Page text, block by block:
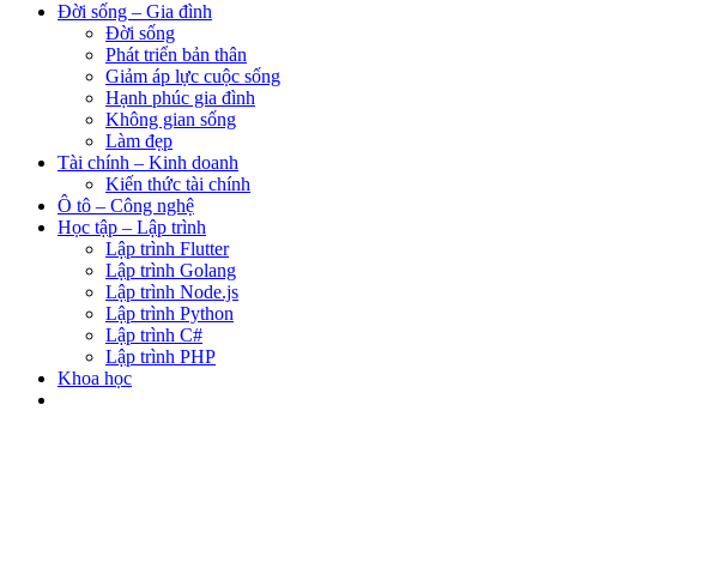
Đời sống – Gia đình
Đời sống
Phát triển bản thân
Giảm áp lực cuộc sống
Hạnh phúc gia đình
Không gian sống
Làm đẹp
Tài chính – Kinh doanh
Kiến thức tài chính
Ô tô – Công nghệ
Học tập – Lập trình
Lập trình Flutter
Lập trình Golang
Lập trình Node.js
Lập trình Python
Lập trình C#
Lập trình PHP
Khoa học